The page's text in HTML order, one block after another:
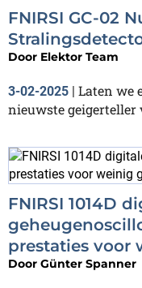
FNIRSI GC-02
Door Elektor Team
3-02-2025
Laten we
nieuwste geigerteller
FNIRSI 1014D
prestaties voor
Door Günter Spanner